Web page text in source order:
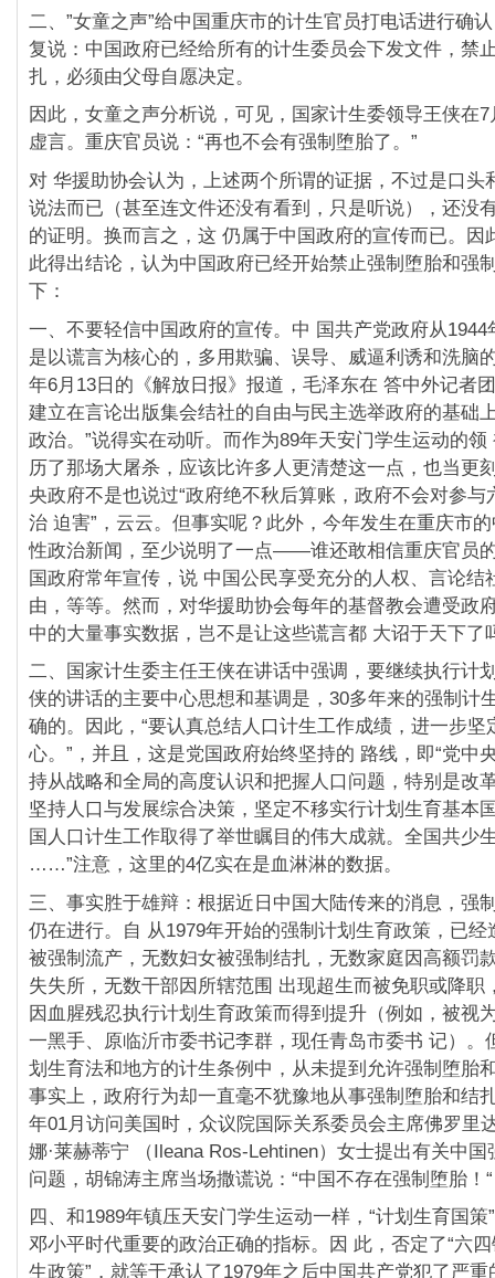
二、”女童之声”给中国重庆市的计生官员打电话进行确
复说：中国政府已经给所有的计生委员会下发文件，禁
扎，必须由父母自愿决定。
因此，女童之声分析说，可见，国家计生委领导王侠在
虚言。重庆官员说：“再也不会有强制堕胎了。”
对 华援助协会认为，上述两个所谓的证据，不过是口头
说法而已（甚至连文件还没有看到，只是听说），还没
的证明。换而言之，这 仍属于中国政府的宣传而已。因
此得出结论，认为中国政府已经开始禁止强制堕胎和强
下：
一、不要轻信中国政府的宣传。中 国共产党政府从1944
是以谎言为核心的，多用欺骗、误导、威逼利诱和洗脑
年6月13日的《解放日报》报道，毛泽东在 答中外记者
建立在言论出版集会结社的自由与民主选举政府的基础
政治。”说得实在动听。而作为89年天安门学生运动的
历了那场大屠杀，应该比许多人更清楚这一点，也当更
央政府不是也说过“政府绝不秋后算账，政府不会对参与
治 迫害”，云云。但事实呢？此外，今年发生在重庆市
性政治新闻，至少说明了一点——谁还敢相信重庆官员
国政府常年宣传，说 中国公民享受充分的人权、言论结
由，等等。然而，对华援助协会每年的基督教会遭受政
中的大量事实数据，岂不是让这些谎言都 大诏于天下了
二、国家计生委主任王侠在讲话中强调，要继续执行计
侠的讲话的主要中心思想和基调是，30多年来的强制计
确的。因此，“要认真总结人口计生工作成绩，进一步坚
心。”，并且，这是党国政府始终坚持的 路线，即“党中
持从战略和全局的高度认识和把握人口问题，特别是改
坚持人口与发展综合决策，坚定不移实行计划生育基本
国人口计生工作取得了举世瞩目的伟大成就。全国共少
……”注意，这里的4亿实在是血淋淋的数据。
三、事实胜于雄辩：根据近日中国大陆传来的消息，强
仍在进行。自 从1979年开始的强制计划生育政策，已经
被强制流产，无数妇女被强制结扎，无数家庭因高额罚
失失所，无数干部因所辖范围 出现超生而被免职或降职
因血腥残忍执行计划生育政策而得到提升（例如，被视
一黑手、原临沂市委书记李群，现任青岛市委书 记）。
划生育法和地方的计生条例中，从未提到允许强制堕胎
事实上，政府行为却一直毫不犹豫地从事强制堕胎和结
年01月访问美国时，众议院国际关系委员会主席佛罗里
娜·莱赫蒂宁 （Ileana Ros-Lehtinen）女士提出有关中
问题，胡锦涛主席当场撒谎说：“中国不存在强制堕胎！“
四、和1989年镇压天安门学生运动一样，“计划生育国策
邓小平时代重要的政治正确的指标。因 此，否定了“六四
生政策”，就等于承认了1979年之后中国共产党犯了严